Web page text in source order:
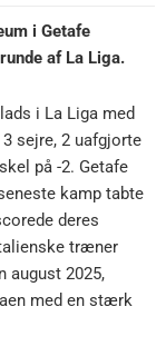
i Getafe
af La Liga.
i La Liga med
sejre, 2 uafgjorte
på -2. Getafe
kamp tabte
deres
træner
august 2025,
med en stærk